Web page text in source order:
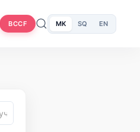
BCCF MK SQ EN